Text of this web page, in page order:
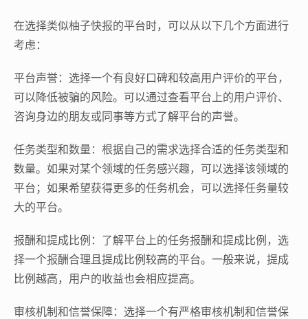
在选择类似柚子快报的平台时，可以从以下几个方面进行
考虑：
平台声誉：选择一个有良好口碑和较高用户评价的平台，
可以降低被骗的风险。可以通过查看平台上的用户评价、
咨询身边的朋友或同事等方式了解平台的声誉。
任务类型和数量：根据自己的需求选择合适的任务类型和
数量。如果对某个领域的任务感兴趣，可以选择该领域的
平台；如果希望获得更多的任务机会，可以选择任务量较
大的平台。
报酬和提成比例：了解平台上的任务报酬和提成比例，选
择一个报酬合理且提成比例较高的平台。一般来说，提成
比例越高，用户的收益也会相应提高。
审核机制和信誉保障：选择一个有严格审核机制和信誉保